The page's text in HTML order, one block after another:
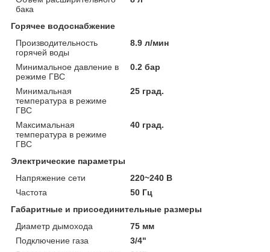
бака
Горячее водоснабжение
Производительность
горячей воды
8.9 л/мин
Минимальное давление в
режиме ГВС
0.2 бар
Минимальная
температура в режиме
ГВС
25 град.
Максимальная
температура в режиме
ГВС
40 град.
Электрические параметры
Напряжение сети
220~240 В
Частота
50 Гц
Габаритные и присоединительные размеры
Диаметр дымохода
75 мм
Подключение газа
3/4"